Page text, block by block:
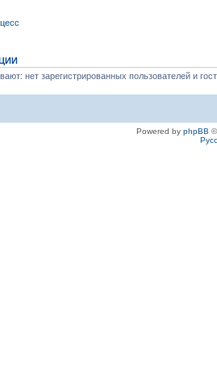
нет зарегистрированных пользователей и
Powered by phpBB